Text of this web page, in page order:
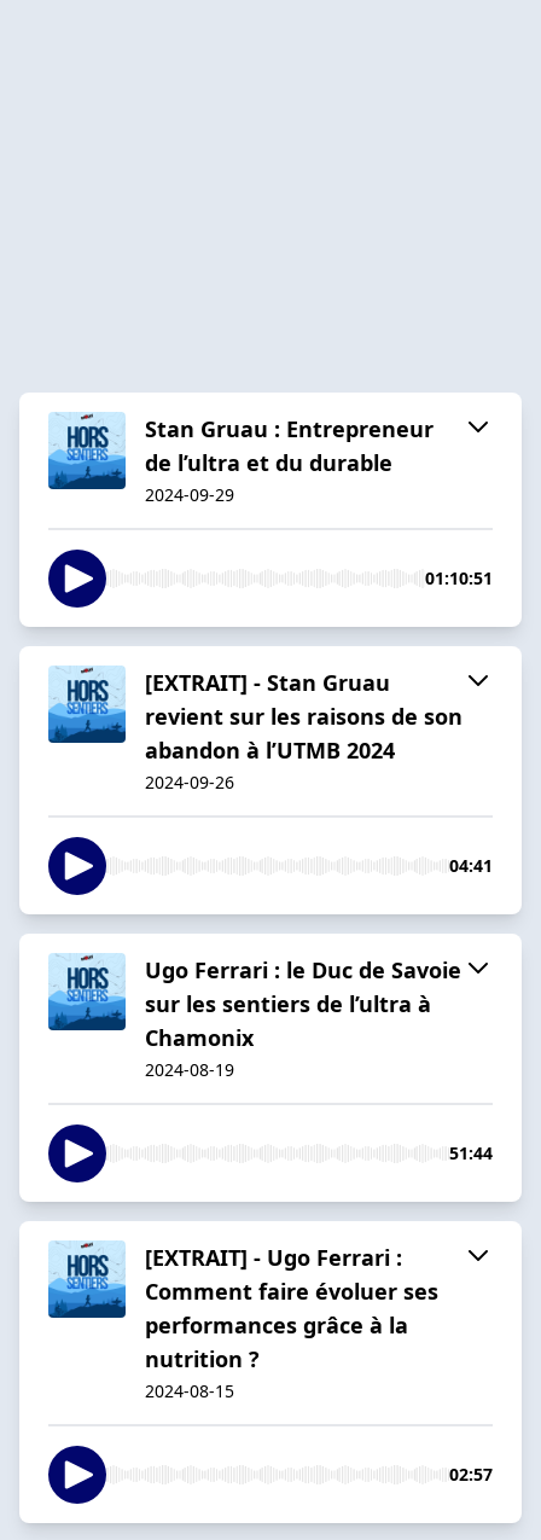
Stan Gruau : Entrepreneur
de l’ultra et du durable
2024-09-29
01:10:51
[EXTRAIT] - Stan Gruau
revient sur les raisons de son
abandon à l’UTMB 2024
2024-09-26
04:41
Ugo Ferrari : le Duc de Savoie
sur les sentiers de l’ultra à
Chamonix
2024-08-19
51:44
[EXTRAIT] - Ugo Ferrari :
Comment faire évoluer ses
performances grâce à la
nutrition ?
2024-08-15
02:57